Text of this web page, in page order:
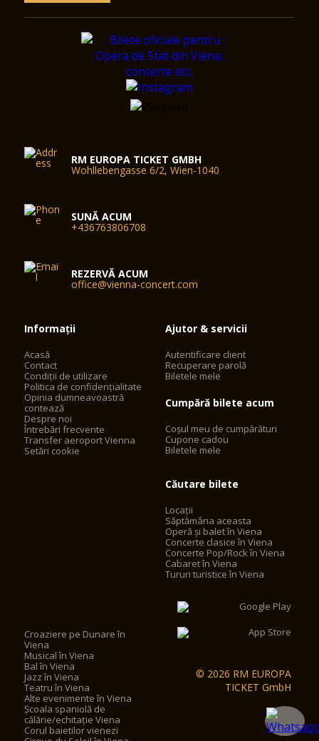
RM EUROPA TICKET GMBH
Wohllebengasse 6/2, Wien-1040
SUNĂ ACUM
+436763806708
REZERVĂ ACUM
office@vienna-concert.com
Informații
Acasă
Contact
Condiții de utilizare
Politica de confidențialitate
Opinia dumneavoastră
contează
Despre noi
Întrebări frecvente
Transfer aeroport Vienna
Setări cookie
Ajutor & servicii
Autentificare client
Recuperare parolă
Biletele mele
Cumpără bilete acum
Coșul meu de cumpărături
Cupone cadou
Biletele mele
Căutare bilete
Locații
Săptămâna aceasta
Operă și balet în Viena
Concerte clasice în Viena
Concerte Pop/Rock în Viena
Cabaret în Viena
Tururi turistice în Viena
Croaziere pe Dunare în
Viena
Musical în Viena
Bal în Viena
Jazz în Viena
Teatru în Viena
Alte evenimente în Viena
Școala spaniolă de
călărie/echitație Viena
Corul baietilor vienezi
© 2026 RM EUROPA
TICKET GmbH